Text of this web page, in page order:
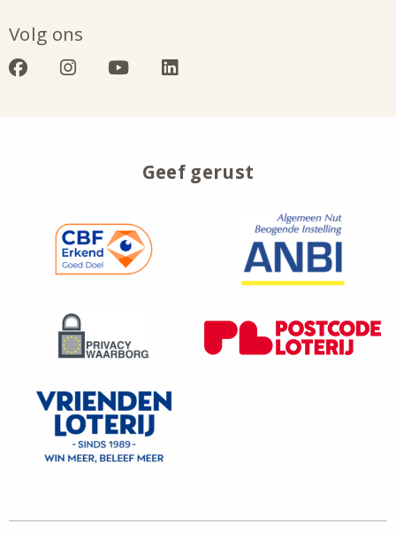
Volg ons
BezoekBezoekBezoekBezoek
Geef gerust